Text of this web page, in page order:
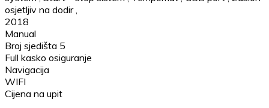
osjetljiv na dodir
2018
Manual
Broj sjedišta 5
Full kasko osiguranje
Navigacija
WIFI
Cijena na upit